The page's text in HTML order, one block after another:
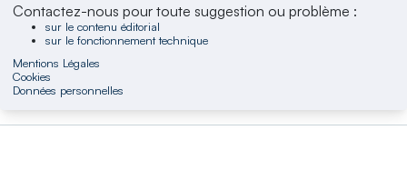
Contactez-nous pour toute suggestion ou problème :
sur le contenu éditorial
sur le fonctionnement technique
Mentions Légales
Cookies
Données personnelles